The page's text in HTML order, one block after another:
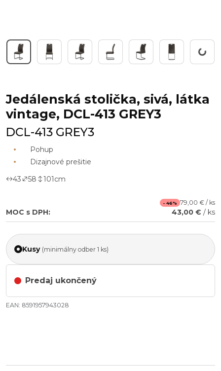
Jedálenská stolička, sivá, látka
vintage, DCL-413 GREY3
DCL-413 GREY3
Pohup
Dizajnové prešitie
43
58 101cm
- 46% 79,00 € / ks
MOC s DPH: 43,00 € / ks
Kusy (minimálny odber 1 ks)
Predaj ukončený
EAN: 8591957943028